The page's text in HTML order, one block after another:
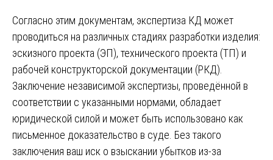
Согласно этим документам, экспертиза КД может
проводиться на различных стадиях разработки изделия:
эскизного проекта (ЭП), технического проекта (ТП) и
рабочей конструкторской документации (РКД).
Заключение независимой экспертизы, проведённой в
соответствии с указанными нормами, обладает
юридической силой и может быть использовано как
письменное доказательство в суде. Без такого
заключения ваш иск о взыскании убытков из-за